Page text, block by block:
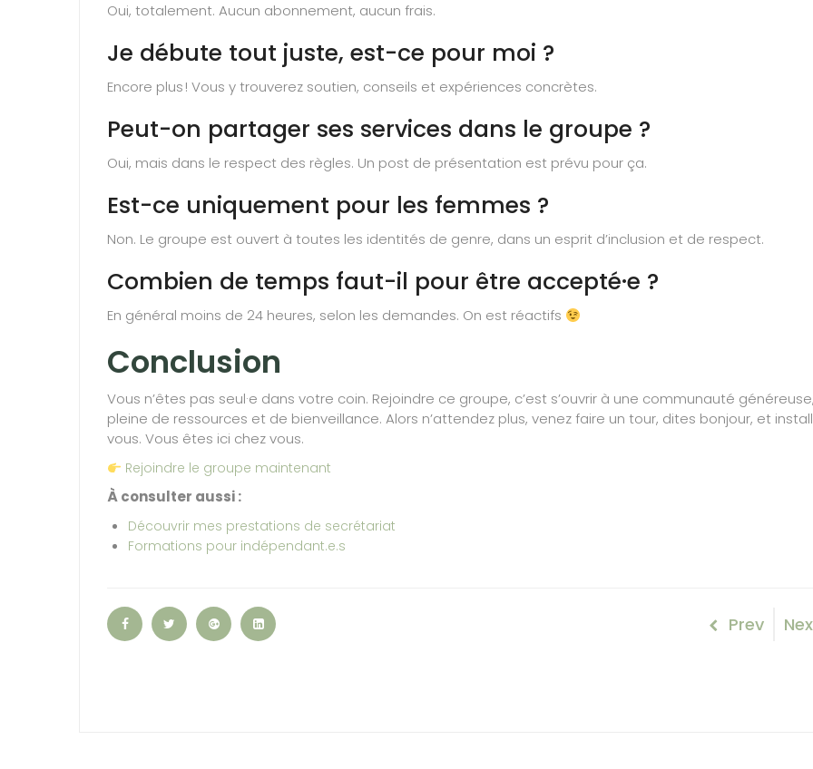
Oui, totalement. Aucun abonnement, aucun frais.
Je débute tout juste, est-ce pour moi ?
Encore plus ! Vous y trouverez soutien, conseils et expériences concrètes.
Peut-on partager ses services dans le groupe ?
Oui, mais dans le respect des règles. Un post de présentation est prévu pour ça.
Est-ce uniquement pour les femmes ?
Non. Le groupe est ouvert à toutes les identités de genre, dans un esprit d’inclusion et de respect.
Combien de temps faut-il pour être accepté·e ?
En général moins de 24 heures, selon les demandes. On est réactifs
Conclusion
Vous n’êtes pas seul·e dans votre coin. Rejoindre ce groupe, c’est s’ouvrir à une communauté généreuse,
pleine de ressources et de bienveillance. Alors n’attendez plus, venez faire un tour, dites bonjour, et
vous. Vous êtes ici chez vous.
Rejoindre le groupe maintenant
À consulter aussi :
Découvrir mes prestations de secrétariat
Formations pour indépendant.e.s
Previous
Prev